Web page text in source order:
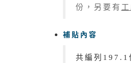
份，另要有
補貼內容
共編列197.1